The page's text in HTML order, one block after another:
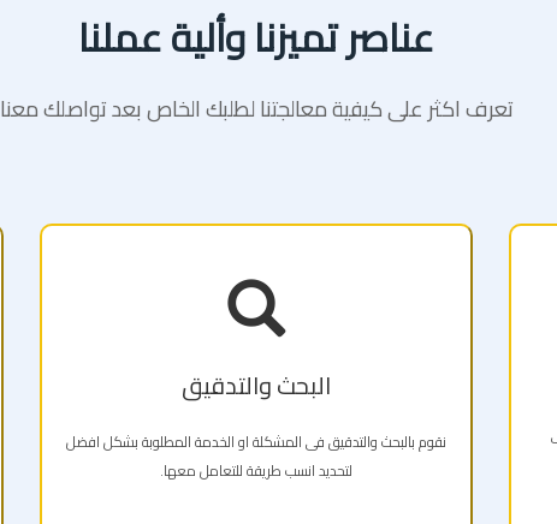
عناصر تميزنا وألية عملنا
تعرف اكثر على كيفية معالجتنا لطلبك الخاص بعد تواصلك معنا
البحث والتدقيق
نقوم بالبحث والتدقيق فى المشكلة او الخدمة المطلوبة بشكل افضل
لتحديد انسب طريقة للتعامل معها.